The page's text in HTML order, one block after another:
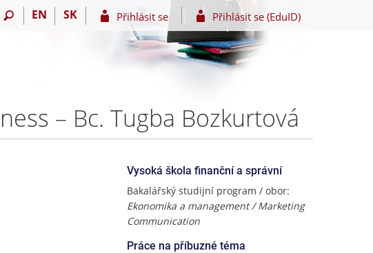
EN SK Přihlásit se Přihlásit se (EduID)
– Bc. Tugba Bozkurtová
Vysoká škola finanční a správní
Bakalářský studijní program / obor:
Ekonomika a management / Marketing
Communication
Práce na příbuzné téma